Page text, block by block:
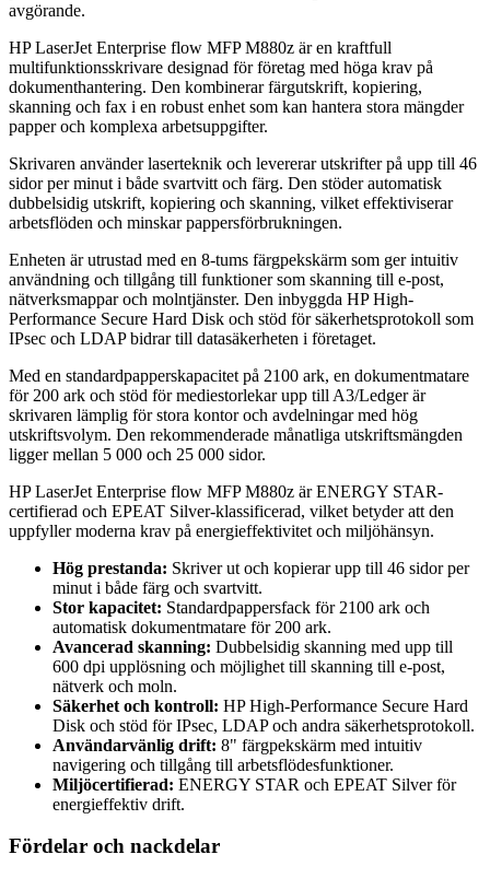
avgörande.
HP LaserJet Enterprise flow MFP M880z är en kraftfull
multifunktionsskrivare designad för företag med höga krav på
dokumenthantering. Den kombinerar färgutskrift, kopiering,
skanning och fax i en robust enhet som kan hantera stora mängder
papper och komplexa arbetsuppgifter.
Skrivaren använder laserteknik och levererar utskrifter på upp till 46
sidor per minut i både svartvitt och färg. Den stöder automatisk
dubbelsidig utskrift, kopiering och skanning, vilket effektiviserar
arbetsflöden och minskar pappersförbrukningen.
Enheten är utrustad med en 8-tums färgpekskärm som ger intuitiv
användning och tillgång till funktioner som skanning till e-post,
nätverksmappar och molntjänster. Den inbyggda HP High-
Performance Secure Hard Disk och stöd för säkerhetsprotokoll som
IPsec och LDAP bidrar till datasäkerheten i företaget.
Med en standardpapperskapacitet på 2100 ark, en dokumentmatare
för 200 ark och stöd för mediestorlekar upp till A3/Ledger är
skrivaren lämplig för stora kontor och avdelningar med hög
utskriftsvolym. Den rekommenderade månatliga utskriftsmängden
ligger mellan 5 000 och 25 000 sidor.
HP LaserJet Enterprise flow MFP M880z är ENERGY STAR-
certifierad och EPEAT Silver-klassificerad, vilket betyder att den
uppfyller moderna krav på energieffektivitet och miljöhänsyn.
Hög prestanda: Skriver ut och kopierar upp till 46 sidor per
minut i både färg och svartvitt.
Stor kapacitet: Standardpappersfack för 2100 ark och
automatisk dokumentmatare för 200 ark.
Avancerad skanning: Dubbelsidig skanning med upp till
600 dpi upplösning och möjlighet till skanning till e-post,
nätverk och moln.
Säkerhet och kontroll: HP High-Performance Secure Hard
Disk och stöd för IPsec, LDAP och andra säkerhetsprotokoll.
Användarvänlig drift: 8" färgpekskärm med intuitiv
navigering och tillgång till arbetsflödesfunktioner.
Miljöcertifierad: ENERGY STAR och EPEAT Silver för
energieffektiv drift.
Fördelar och nackdelar